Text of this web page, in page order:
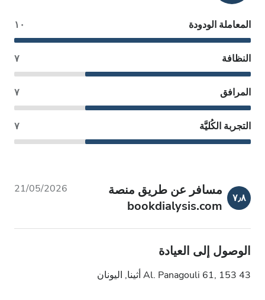
المعاملة الودودة ١٠
النظافة ٧
المرافق ٧
التجربة الكُليَّة ٧
٧٫٨
مسافر عن طريق منصة
bookdialysis.com
21/05/2026
الوصول إلى العيادة
Al. Panagouli 61, 153 43 أثينا, اليونان